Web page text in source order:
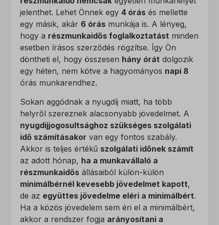
jelenthet. Lehet Önnek egy 4 órás és mellette
egy másik, akár 6 órás munkája is. A lényeg,
hogy a részmunkaidős foglalkoztatást minden
esetben írásos szerződés rögzítse. Így Ön
döntheti el, hogy összesen hány órát dolgozik
egy héten, nem kötve a hagyományos napi 8
órás munkarendhez.
Sokan aggódnak a nyugdíj miatt, ha több
helyről szereznek alacsonyabb jövedelmet. A
nyugdíjjogosultsághoz szükséges szolgálati
idő számításakor van egy fontos szabály.
Akkor is teljes értékű szolgálati időnek számít
az adott hónap, ha a munkavállaló a
részmunkaidős állásaiból külön-külön
minimálbérnél kevesebb jövedelmet kapott,
de az együttes jövedelme eléri a minimálbért.
Ha a közös jövedelem sem éri el a minimálbért,
akkor a rendszer fogja arányosítani a